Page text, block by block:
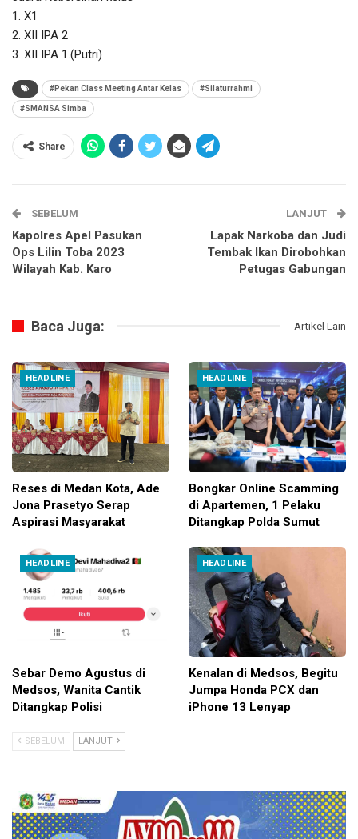
1. X1
2. XII IPA 2
3. XII IPA 1.(Putri)
#Pekan Class Meeting Antar Kelas #Silaturrahmi
#SMANSA Simba
Share
SEBELUM
Kapolres Apel Pasukan
Ops Lilin Toba 2023
Wilayah Kab. Karo
LANJUT
Lapak Narkoba dan Judi
Tembak Ikan Dirobohkan
Petugas Gabungan
Baca Juga: Artikel Lain
HEADLINE
Reses di Medan Kota, Ade
Jona Prasetyo Serap
Aspirasi Masyarakat
HEADLINE
Bongkar Online Scamming
di Apartemen, 1 Pelaku
Ditangkap Polda Sumut
HEADLINE
Sebar Demo Agustus di
Medsos, Wanita Cantik
Ditangkap Polisi
HEADLINE
Kenalan di Medsos, Begitu
Jumpa Honda PCX dan
iPhone 13 Lenyap
SEBELUM LANJUT